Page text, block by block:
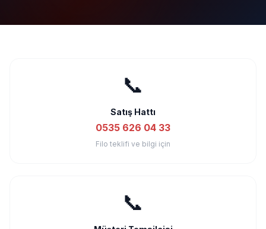
📞
Satış Hattı
0535 626 04 33
Filo teklifi ve bilgi için
📞